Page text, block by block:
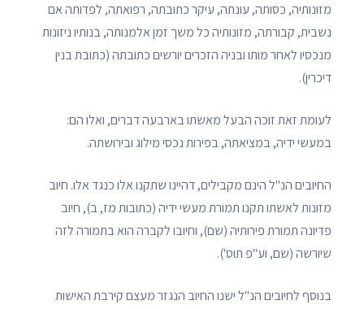
מזונותיה, כסותה, עונתה, עיקר כתובתה, רפואתה, לפדותה אם
נשבית, קבורתה, מזונותיה כל משך זמן אלמנותה, בנותיו ניזונות
מנכסיו לאחר מותו ובניה הזכרים יורשים כתובתה (כתובת בנין
דיכרין).
לעומת זאת זוכה הבעל מאשתו בארבעה דברים, ואלו הם:
במעשי ידיה, במציאתה, בפירות נכסי מילוג ובירושתה.
החיובים הנ"ל הינם מקבילים, דהיינו שתקנו אלו כנגד אלו. חיוב
מזונות לאשתו תקנו תמורת מעשי ידיה (כתובות מז, ב), חיוב
פדיונה תמורת פירותיה (שם), וחיובו לקברה הוא בתמורה לזה
שיורשה (שם, וע"פ תוס').
בנוסף לחיובים הנ"ל ישנו החיוב הנגזר מעצם קירבת האישות